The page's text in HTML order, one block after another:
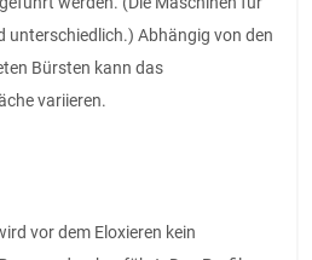
unterschiedlich.) Abhängig von den
Bürsten kann das
variieren.
vor dem Eloxieren kein